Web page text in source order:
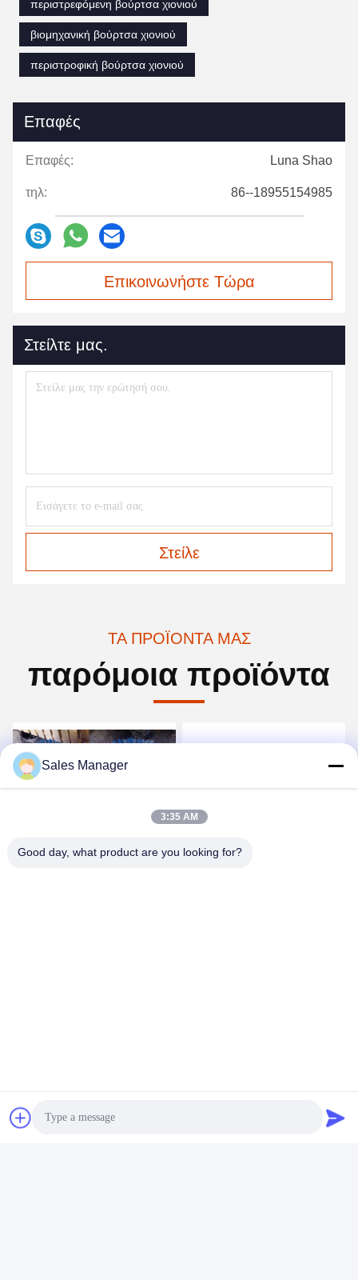
περιστρεφόμενη βούρτσα χιονιού
βιομηχανική βούρτσα χιονιού
περιστροφική βούρτσα χιονιού
Επαφές
Επαφές: Luna Shao
τηλ: 86--18955154985
Επικοινωνήστε Τώρα
Στείλτε μας.
Στείλε
ΤΑ ΠΡΟΪΌΝΤΑ ΜΑΣ
παρόμοια προϊόντα
Υδραυλική βούρτσα
255*813mm/162*560mm/
Sales Manager
3:35 AM
Good day, what product are you looking for?